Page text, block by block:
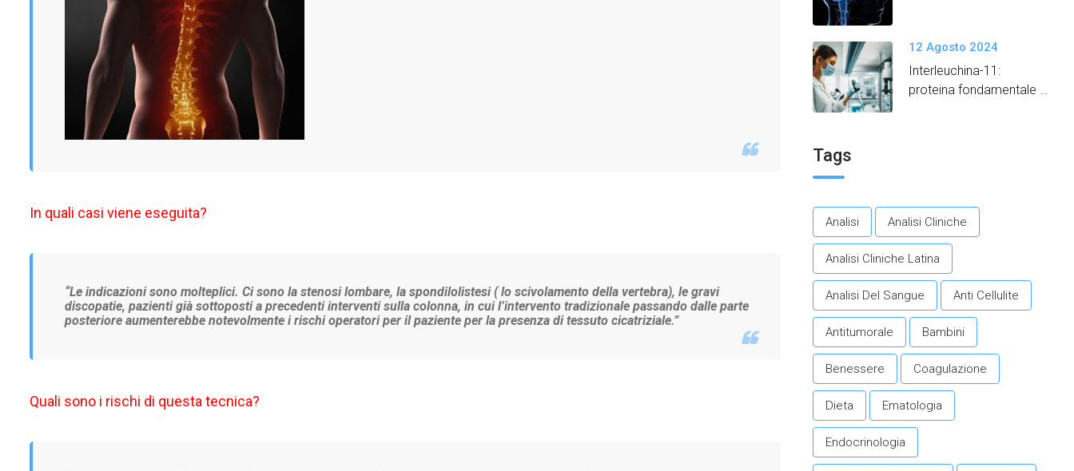
In quali casi viene eseguita?
“Le indicazioni sono molteplici. Ci sono la stenosi lombare, la spondilolistesi ( lo scivolamento della vertebra), le gravi
discopatie, pazienti già sottoposti a precedenti interventi sulla colonna, in cui l’intervento tradizionale passando dalle parte
posteriore aumenterebbe notevolmente i rischi operatori per il paziente per la presenza di tessuto cicatriziale.”
Quali sono i rischi di questa tecnica?
12 Agosto 2024
Interleuchina-11:
proteina fondamentale
Tags
Analisi Analisi Cliniche
Analisi Cliniche Latina
Analisi Del Sangue Anti Cellulite
Antitumorale Bambini
Benessere Coagulazione
Dieta Ematologia
Endocrinologia